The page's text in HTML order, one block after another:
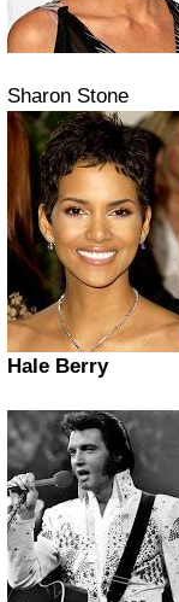
Sharon Stone
Hale Berry